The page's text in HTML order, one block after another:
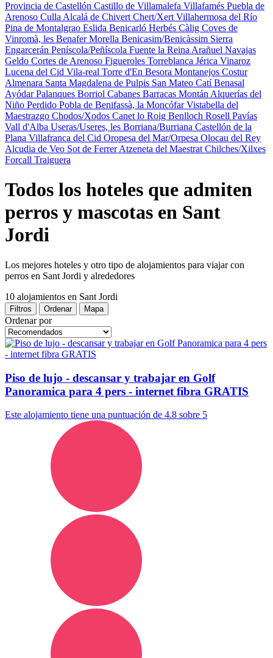
Provincia de Castellón Castillo de Villamalefa Villafamés Puebla de
Arenoso Culla Alcalá de Chivert Chert/Xert Villahermosa del Río
Pina de Montalgrao Eslida Benicarló Herbés Càlig Coves de
Vinromà, les BenaferMorella Benicasim/Benicàssim Sierra
Engarcerán Peníscola/Peñíscola Fuente la Reina Arañuel Navajas
Geldo Cortes de Arenoso Figueroles Torreblanca Jérica Vinaroz
Lucena del Cid Vila-real Torre d'En Besora Montanejos Costur
Almenara Santa Magdalena de Pulpis San Mateo CatíBenasal
AyódarPalanques Borriol Cabanes Barracas Montán Alquerías del
Niño Perdido Pobla de Benifassà, la MoncófarVistabella del
Maestrazgo Chodos/Xodos Canet lo Roig Benlloch Rosell Pavías
Vall d'Alba Useras/Useres, les Borriana/Burriana Castellón de la
Plana Villafranca del Cid Oropesa del Mar/Orpesa Olocau del Rey
Alcudia de Veo Sot de FerrerAtzeneta del Maestrat Chilches/Xilxes
Forcall Traiguera
Todos los hoteles que admiten
perros y mascotas en Sant
Jordi
Los mejores hoteles y otro tipo de alojamientos para viajar con
perros en Sant Jordi y alrededores
10 alojamientos en Sant Jordi
Filtros Ordenar Mapa
Ordenar por
Piso de lujo - descansar y trabajar en Golf
Panoramica para 4 pers - internet fibra GRATIS
Este alojamiento tiene una puntuación de 4.8 sobre 5